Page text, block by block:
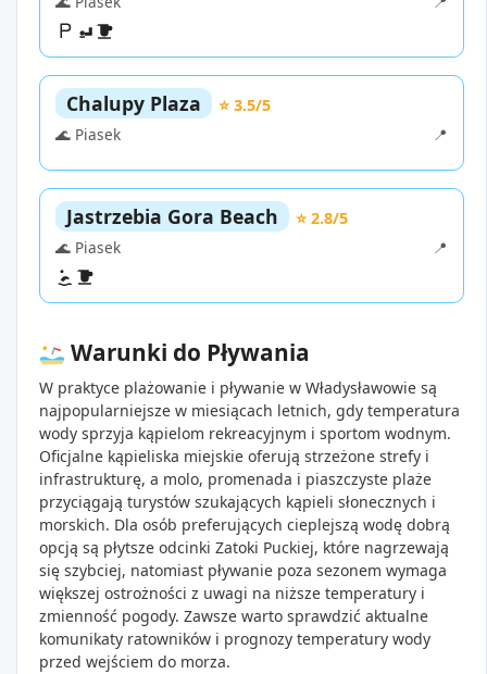
Chalupy Plaza
⭐ 3.5/5
🌊 Piasek
📍
Jastrzebia Gora Beach
⭐ 2.8/5
🌊 Piasek
📍
Warunki do Pływania
W praktyce plażowanie i pływanie w Władysławowie są
najpopularniejsze w miesiącach letnich, gdy temperatura
wody sprzyja kąpielom rekreacyjnym i sportom wodnym.
Oficjalne kąpieliska miejskie oferują strzeżone strefy i
infrastrukturę, a molo, promenada i piaszczyste plaże
przyciągają turystów szukających kąpieli słonecznych i
morskich. Dla osób preferujących cieplejszą wodę dobrą
opcją są płytsze odcinki Zatoki Puckiej, które nagrzewają
się szybciej, natomiast pływanie poza sezonem wymaga
większej ostrożności z uwagi na niższe temperatury i
zmienność pogody. Zawsze warto sprawdzić aktualne
komunikaty ratowników i prognozy temperatury wody
przed wejściem do morza.